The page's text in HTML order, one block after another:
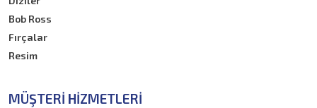
Bob Ross
Fırçalar
Resim
MÜŞTERI HIZMETLERI